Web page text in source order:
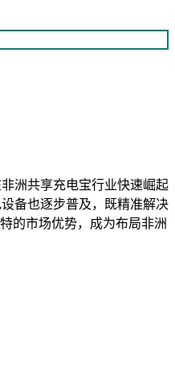
洲共享充电宝行业快速崛起
备也逐步普及，既精准解决
的市场优势，成为布局非洲